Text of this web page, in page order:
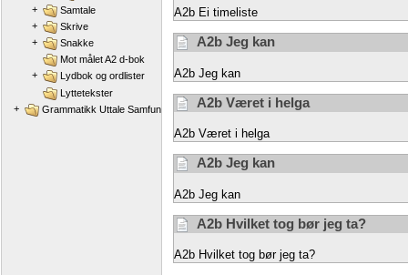
A2b Ei timeliste
A2b Jeg kan
A2b Jeg kan
A2b Været i helga
A2b Været i helga
A2b Jeg kan
A2b Jeg kan
A2b Hvilket tog bør jeg ta?
A2b Hvilket tog bør jeg ta?
+
Samtale
+
Skrive
+
Snakke
Mot målet A2 d-bok
+
Lydbok og ordlister
Lyttetekster
+
Grammatikk Uttale Samfunnskunnskap